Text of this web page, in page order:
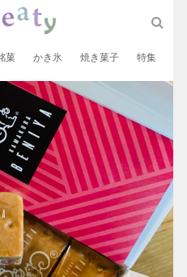
菓 かき氷 焼き菓子 特集